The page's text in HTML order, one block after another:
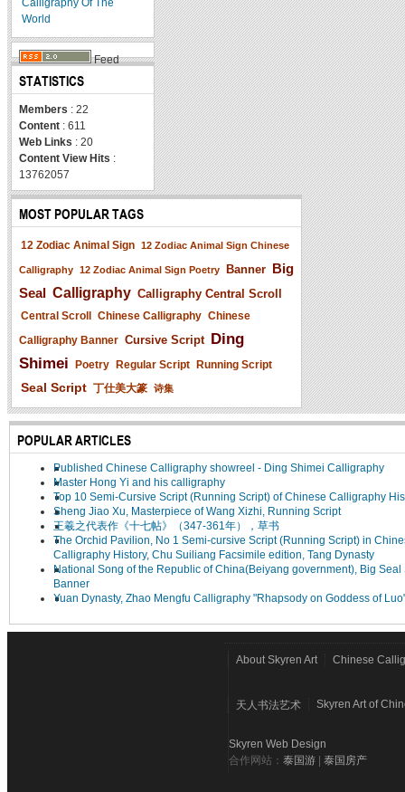
Calligraphy Of The
World
Feed
STATISTICS
Members : 22
Content : 611
Web Links : 20
Content View Hits :
13762057
MOST POPULAR TAGS
12 Zodiac Animal Sign 12 Zodiac Animal Sign Chinese
Calligraphy 12 Zodiac Animal Sign Poetry Banner Big
Seal Calligraphy Calligraphy Central Scroll
Central Scroll Chinese Calligraphy Chinese
Calligraphy Banner Cursive Script Ding
Shimei
Poetry Regular Script Running Script
Seal Script 丁仕美大篆 诗集
POPULAR ARTICLES
Published Chinese Calligraphy showreel - Ding Shimei Calligraphy
Master Hong Yi and his calligraphy
Top 10 Semi-Cursive Script (Running Script) of Chinese Calligraphy
Sheng Jiao Xu, Masterpiece of Wang Xizhi, Running Script
王羲之代表作《十七帖》（347-361年），草书
The Orchid Pavilion, No 1 Semi-cursive Script (Running Script) in
Calligraphy History, Chu Suiliang Facsimile edition, Tang Dynasty
National Song of the Republic of China(Beiyang government), Big Seal
Banner
Yuan Dynasty, Zhao Mengfu Calligraphy "Rhapsody on Goddess of
About Skyren Art Chinese
天人书法艺术 Skyren Art of
Skyren Web Design
合作网站： 泰国游 泰国房产